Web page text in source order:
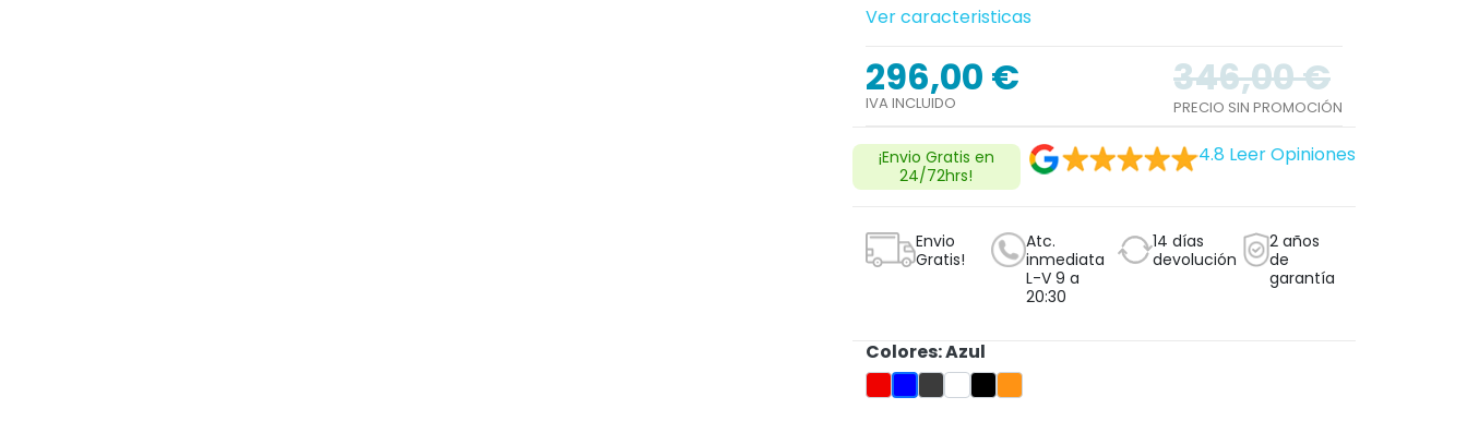
Ver caracteristicas
296,00 €
IVA INCLUIDO
346,00 €
PRECIO SIN PROMOCIÓN
¡Envio Gratis en
24/72hrs!
4.8 Leer Opiniones
Envio
Gratis!
Atc.
inmediata
L-V 9 a
20:30
14 días
devolución
2 años
de
garantía
Colores: Azul
RojoAzulGris Antracita
Blanco
NegroNaranja